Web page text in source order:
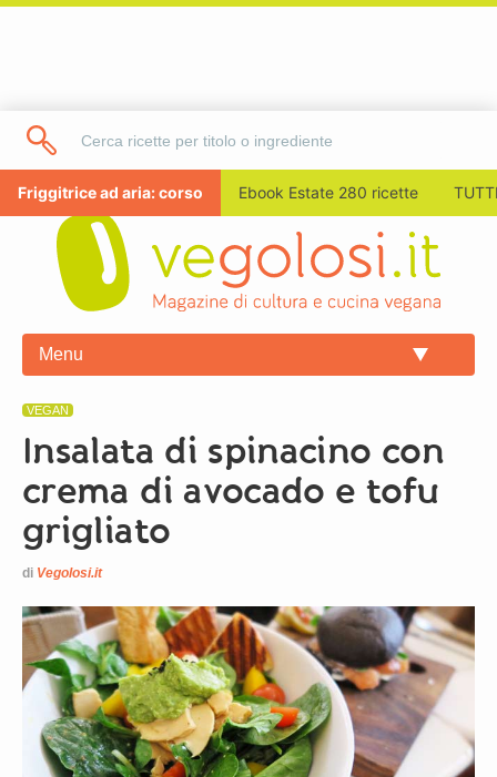
Friggitrice ad aria: corso Ebook Estate 280 ricette
Menu
VEGAN
Insalata di spinacino con
crema di avocado e tofu
grigliato
di Vegolosi.it